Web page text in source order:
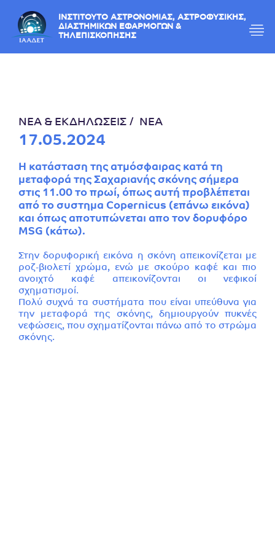
ΙΝΣΤΙΤΟΥΤΟ ΑΣΤΡΟΝΟΜΙΑΣ, ΑΣΤΡΟΦΥΣΙΚΗΣ,
ΔΙΑΣΤΗΜΙΚΩΝ ΕΦΑΡΜΟΓΩΝ &
ΤΗΛΕΠΙΣΚΟΠΗΣΗΣ
ΝΕΑ & ΕΚΔΗΛΩΣΕΙΣ ΝΕΑ
17.05.2024
H κατάσταση της ατμόσφαιρας κατά τη
μεταφορά της Σαχαριανής σκόνης σήμερα
στις 11.00 το πρωί, όπως αυτή προβλέπεται
από το συστημα Copernicus (επάνω εικόνα)
και όπως αποτυπώνεται απο τον δορυφόρο
MSG (κάτω).
Στην δορυφορική εικόνα η σκόνη απεικονίζεται με
ροζ-βιολετί χρώμα, ενώ με σκούρο καφέ και πιο
ανοιχτό καφέ απεικονίζονται οι νεφικοί
σχηματισμοί.
Πολύ συχνά τα συστήματα που είναι υπεύθυνα για
την μεταφορά της σκόνης, δημιουργούν πυκνές
νεφώσεις, που σχηματίζονται πάνω από το στρώμα
σκόνης.